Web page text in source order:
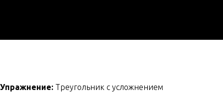
Упражнение: Треугольник с усложнением